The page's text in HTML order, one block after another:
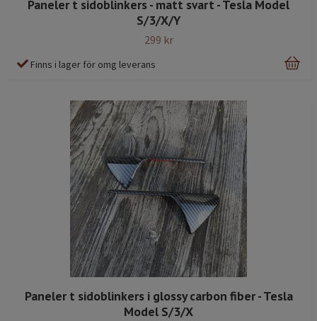
Paneler t sidoblinkers - matt svart - Tesla Model
S/3/X/Y
299 kr
Finns i lager för omg leverans
Paneler t sidoblinkers i glossy carbon fiber - Tesla
Model S/3/X